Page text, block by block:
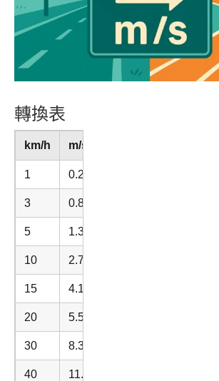
轉換表
km/h m/s
1 0.2778
3 0.8333
5 1.3889
10 2.7778
15 4.1667
20 5.5556
30 8.3333
40 11.1111